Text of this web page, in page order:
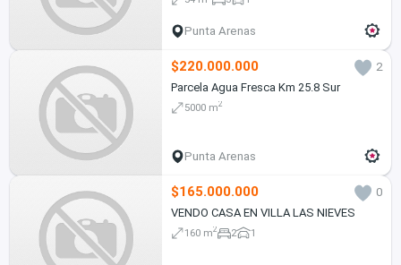
Punta Arenas
$220.000.000
2
Parcela Agua Fresca Km 25.8 Sur
5000 m2
Punta Arenas
$165.000.000
0
VENDO CASA EN VILLA LAS NIEVES
160 m2 2 1